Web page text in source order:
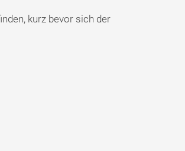
kurz bevor sich der